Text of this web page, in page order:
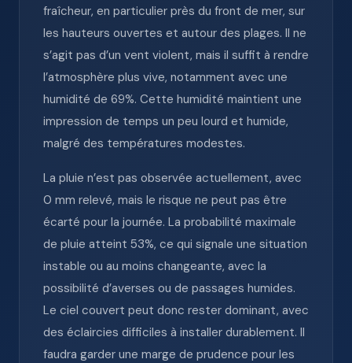
fraîcheur, en particulier près du front de mer, sur
les hauteurs ouvertes et autour des plages. Il ne
s’agit pas d’un vent violent, mais il suffit à rendre
l’atmosphère plus vive, notamment avec une
humidité de 69%. Cette humidité maintient une
impression de temps un peu lourd et humide,
malgré des températures modestes.
La pluie n’est pas observée actuellement, avec
0 mm relevé, mais le risque ne peut pas être
écarté pour la journée. La probabilité maximale
de pluie atteint 53%, ce qui signale une situation
instable ou au moins changeante, avec la
possibilité d’averses ou de passages humides.
Le ciel couvert peut donc rester dominant, avec
des éclaircies difficiles à installer durablement. Il
faudra garder une marge de prudence pour les